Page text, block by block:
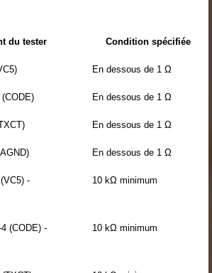
du tester Condition spécifiée
En dessous de 1 Ω
En dessous de 1 Ω
En dessous de 1 Ω
En dessous de 1 Ω
-
10 kΩ minimum
(CODE) -
10 kΩ minimum